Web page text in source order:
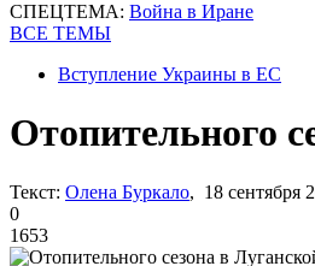
СПЕЦТЕМА: Война в Иране
ВСЕ ТЕМЫ
Вступление Украины в ЕС
Отопительного
Текст: Олена Буркало, 18 сентября
0
1653